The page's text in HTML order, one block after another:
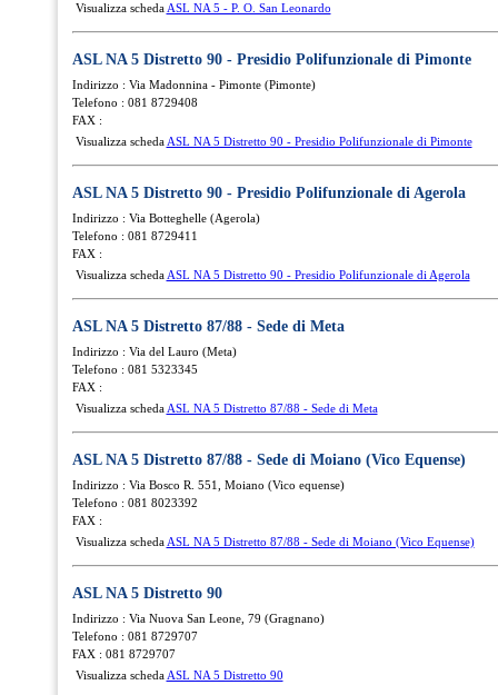
Visualizza scheda ASL NA 5 - P. O. San Leonardo
ASL NA 5 Distretto 90 - Presidio Polifunzionale di Pimonte
Indirizzo : Via Madonnina - Pimonte (Pimonte)
Telefono : 081 8729408
FAX :
Visualizza scheda ASL NA 5 Distretto 90 - Presidio Polifunzionale di Pimonte
ASL NA 5 Distretto 90 - Presidio Polifunzionale di Agerola
Indirizzo : Via Botteghelle (Agerola)
Telefono : 081 8729411
FAX :
Visualizza scheda ASL NA 5 Distretto 90 - Presidio Polifunzionale di Agerola
ASL NA 5 Distretto 87/88 - Sede di Meta
Indirizzo : Via del Lauro (Meta)
Telefono : 081 5323345
FAX :
Visualizza scheda ASL NA 5 Distretto 87/88 - Sede di Meta
ASL NA 5 Distretto 87/88 - Sede di Moiano (Vico Equense)
Indirizzo : Via Bosco R. 551, Moiano (Vico equense)
Telefono : 081 8023392
FAX :
Visualizza scheda ASL NA 5 Distretto 87/88 - Sede di Moiano (Vico Equense)
ASL NA 5 Distretto 90
Indirizzo : Via Nuova San Leone, 79 (Gragnano)
Telefono : 081 8729707
FAX : 081 8729707
Visualizza scheda ASL NA 5 Distretto 90